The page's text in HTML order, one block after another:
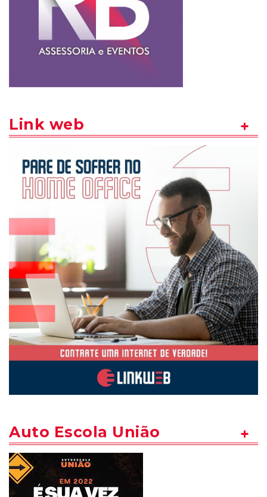
Link web
Auto Escola União